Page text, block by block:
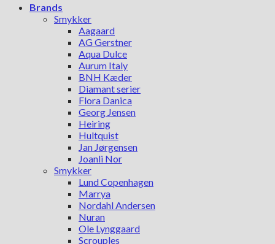
Brands
Smykker
Aagaard
AG Gerstner
Aqua Dulce
Aurum Italy
BNH Kæder
Diamant serier
Flora Danica
Georg Jensen
Heiring
Hultquist
Jan Jørgensen
Joanli Nor
Smykker
Lund Copenhagen
Marrya
Nordahl Andersen
Nuran
Ole Lynggaard
Scrouples